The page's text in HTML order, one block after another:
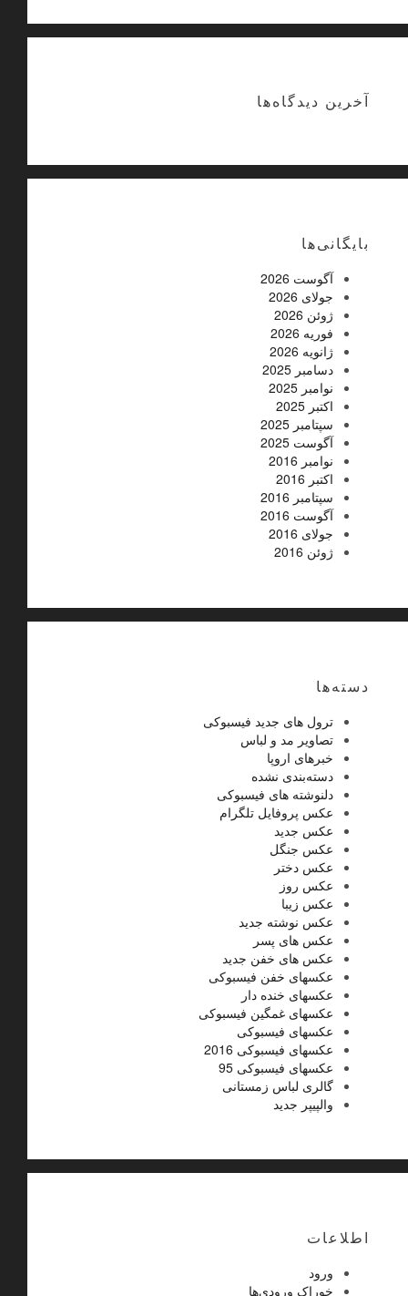
آخرین دیدگاه‌ها
بایگانی‌ها
آگوست 2026
جولای 2026
ژوئن 2026
فوریه 2026
ژانویه 2026
دسامبر 2025
نوامبر 2025
اکتبر 2025
سپتامبر 2025
آگوست 2025
نوامبر 2016
اکتبر 2016
سپتامبر 2016
آگوست 2016
جولای 2016
ژوئن 2016
دسته‌ها
ترول های جدید فیسبوکی
تصاویر مد و لباس
خبرهای اروپا
دسته‌بندی نشده
دلنوشته های فیسبوکی
عکس پروفایل تلگرام
عکس جدید
عکس جنگل
عکس دختر
عکس روز
عکس زیبا
عکس نوشته جدید
عکس های پسر
عکس های خفن جدید
عکسهای خفن فیسبوکی
عکسهای خنده دار
عکسهای غمگین فیسبوکی
عکسهای فیسبوکی
عکسهای فیسبوکی 2016
عکسهای فیسبوکی 95
گالری لباس زمستانی
والپیپر جدید
اطلاعات
ورود
خوراک ورودی‌ها